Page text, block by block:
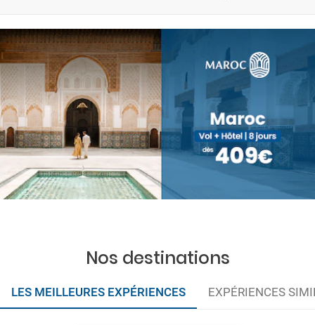
Nos destinations
LES MEILLEURES EXPÉRIENCES EXPÉRIENCES